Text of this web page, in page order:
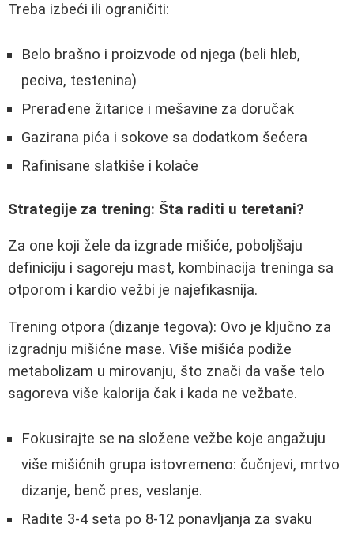
Treba izbeći ili ograničiti:
Belo brašno i proizvode od njega (beli hleb,
peciva, testenina)
Prerađene žitarice i mešavine za doručak
Gazirana pića i sokove sa dodatkom šećera
Rafinisane slatkiše i kolače
Strategije za trening: Šta raditi u teretani?
Za one koji žele da izgrade mišiće, poboljšaju
definiciju i sagoreju mast, kombinacija treninga sa
otporom i kardio vežbi je najefikasnija.
Trening otpora (dizanje tegova): Ovo je ključno za
izgradnju mišićne mase. Više mišića podiže
metabolizam u mirovanju, što znači da vaše telo
sagoreva više kalorija čak i kada ne vežbate.
Fokusirajte se na složene vežbe koje angažuju
više mišićnih grupa istovremeno: čučnjevi, mrtvo
dizanje, benč pres, veslanje.
Radite 3-4 seta po 8-12 ponavljanja za svaku